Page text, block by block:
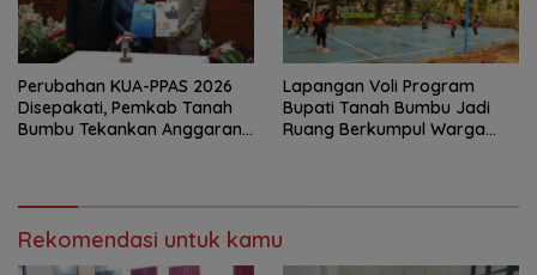
Perubahan KUA-PPAS 2026
Disepakati, Pemkab Tanah
Bumbu Tekankan Anggaran
Lapangan Voli Program
Bupati Tanah Bumbu Jadi
Ruang Berkumpul Warga
Rekomendasi untuk kamu